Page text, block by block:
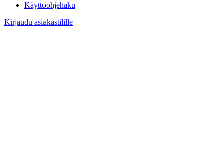
Käyttöohjehaku
Kirjaudu asiakastilille